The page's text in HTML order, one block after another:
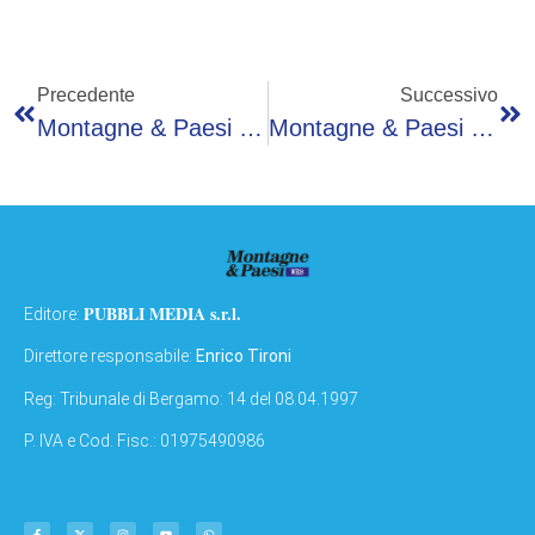
Precedente
Montagne & Paesi – Febbraio 2025
Successivo
Montagne & Paesi – Aprile 2025
Editore: PUBBLI MEDIA s.r.l.
Direttore responsabile: Enrico Tironi
Reg: Tribunale di Bergamo: 14 del 08.04.1997
P. IVA e Cod. Fisc.: 01975490986